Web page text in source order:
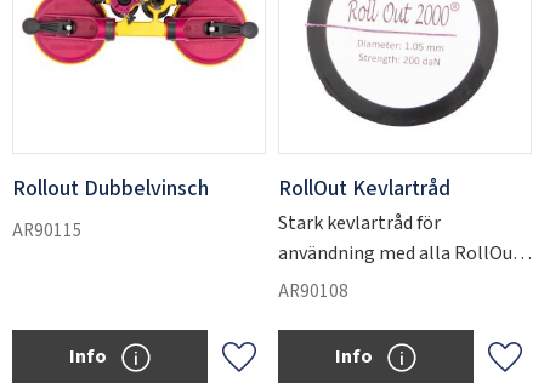
Rollout Dubbelvinsch
AR90115
Add to favorites
Info
RollOut Kevlartråd
Stark kevlartråd för
användning med alla RollOut-
vinschar.
AR90108
Add
Info